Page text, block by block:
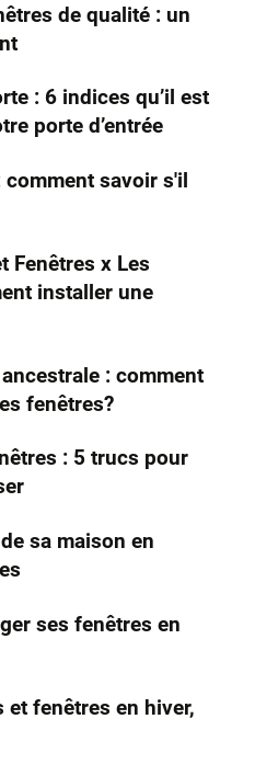
de qualité : un
: 6 indices qu’il est
porte d’entrée
comment savoir s'il
Fenêtres x Les
installer une
: comment
fenêtres?
: 5 trucs pour
sa maison en
ses fenêtres en
et fenêtres en hiver,